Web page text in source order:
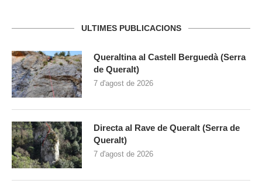
ULTIMES PUBLICACIONS
Queraltina al Castell Berguedà (Serra
de Queralt)
7 d'agost de 2026
Directa al Rave de Queralt (Serra de
Queralt)
7 d'agost de 2026